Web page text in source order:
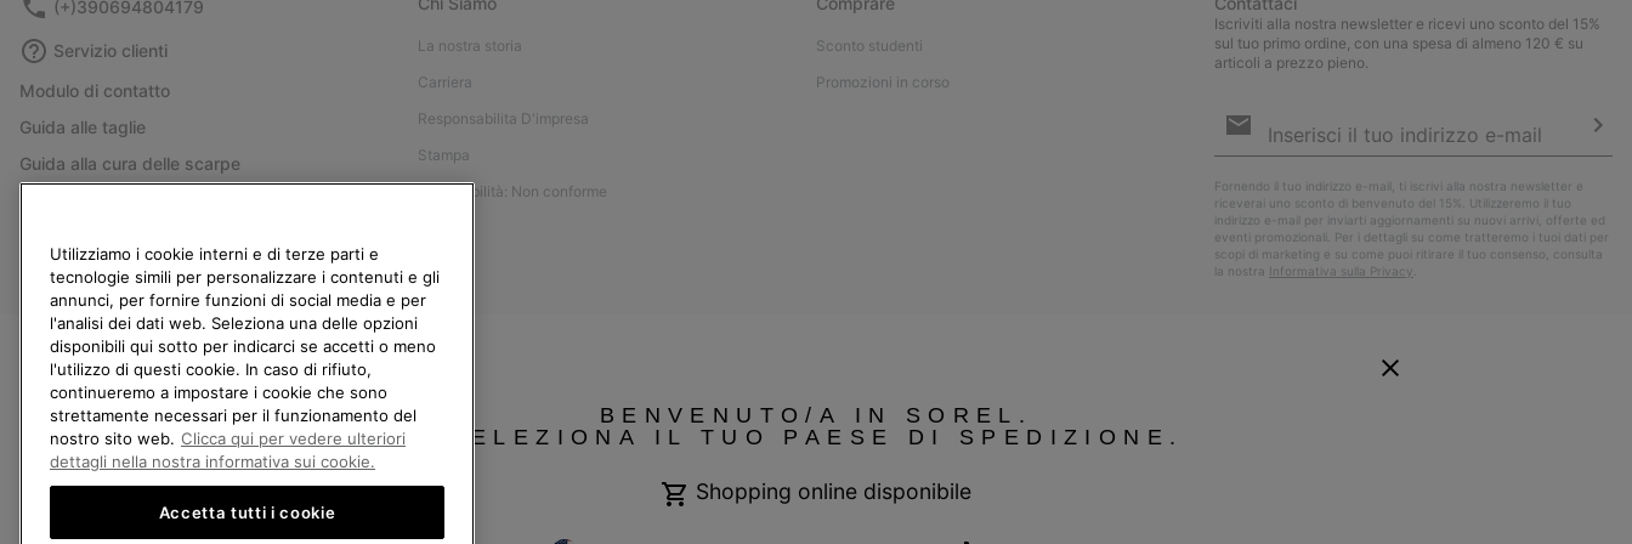
(+)390694804179
Servizio clienti
Modulo di contatto
Guida alle taglie
Guida alla cura delle scarpe
I miei ordini
Spedizione
Pagamento
Domande frequenti
La nostra storia
Carriera
Responsabilita D'impresa
Stampa
Accessibilità: Non conforme
Sconto studenti
Promozioni in corso
Iscriviti alla nostra newsletter e ricevi uno sconto del 15%
sul tuo primo ordine, con una spesa di almeno 120 € su
articoli a prezzo pieno.
e-
Fornendo il tuo indirizzo e-mail, ti iscrivi alla nostra newsletter e
riceverai uno sconto di benvenuto del 15%. Utilizzeremo il tuo
indirizzo e-mail per inviarti aggiornamenti su nuovi arrivi, offerte ed
eventi promozionali. Per i dettagli su come tratteremo i tuoi dati per
scopi di marketing e su come puoi ritirare il tuo consenso, consulta
la nostra Informativa sulla Privacy
BENVENUTO/A IN SOREL.
SELEZIONA IL TUO PAESE DI SPEDIZIONE.
Shopping online disponibile
Utilizziamo i cookie interni e di terze parti e
tecnologie simili per personalizzare i contenuti e gli
annunci, per fornire funzioni di social media e per
l'analisi dei dati web. Seleziona una delle opzioni
disponibili qui sotto per indicarci se accetti o meno
l'utilizzo di questi cookie. In caso di rifiuto,
continueremo a impostare i cookie che sono
strettamente necessari per il funzionamento del
nostro sito web. Clicca qui per vedere ulteriori
dettagli nella nostra informativa sui cookie.
Accetta tutti i cookie